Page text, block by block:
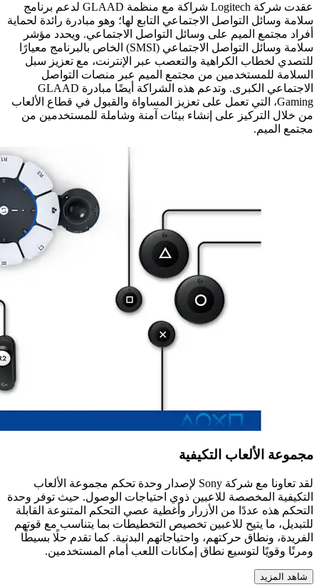
عقدت شركة Logitech شراكة مع منظمة GLAAD لدعم برنامج
سلامة وسائل التواصل الاجتماعي التابع لها؛ وهو مبادرة رائدة لحماية
أفراد مجتمع الميم على وسائل التواصل الاجتماعي. ويحدد مؤشر
سلامة وسائل التواصل الاجتماعي (SMSI) الخاص بالبرنامج معيارًا
للتصدي لخطاب الكراهية والتعصب عبر الإنترنت، مع تعزيز سبل
السلامة للمستخدمين من مجتمع الميم عبر منصات التواصل
الاجتماعي الكبرى. وتدعم هذه الشراكة أيضًا مبادرة GLAAD
Gaming، التي تعمل على تعزيز المساواة والقبول في قطاع الألعاب
من خلال التركيز على إنشاء بيئات آمنة وشاملة للمستخدمين من
مجتمع الميم.
مجموعة الألعاب التكيفية
لقد تعاونا مع شركة Sony لإصدار وحدة تحكم مجموعة الألعاب
التكيفية المخصصة للاعبين ذوي احتياجات الوصول. حيث توفر وحدة
التحكم هذه عددًا من الأزرار وأغطية عصي التحكم المتنوعة القابلة
للتبديل، ما يتيح للاعبين تخصيص التخطيطات بما يتناسب مع قوتهم
الفريدة، ونطاق حركتهم، واحتياجاتهم البدنية. كما تقدم حلًا بسيطًا
ومرنًا وقويًا لتوسيع نطاق إمكانات اللعب أمام المستخدمين.
شاهد المزيد